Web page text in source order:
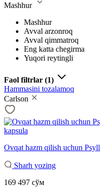
Mashhur
Mashhur
Avval arzonroq
Avval qimmatroq
Eng katta chegirma
Yuqori reytingli
Faol filtrlar (1)
Hammasini tozalamoq
Carlson
Ovqat hazm qilish uchun
Sharh yozing
169 497 сўм